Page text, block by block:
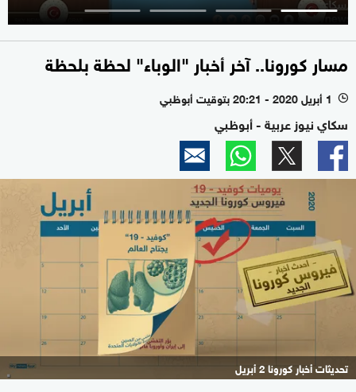
مسار كورونا.. آخر أخبار "الوباء" لحظة بلحظة
l 1 أبريل 2020 - 20:21 بتوقيت أبوظبي
سكاي نيوز عربية - أبوظبي
تحديثات أخبار كورونا 2 أبريل